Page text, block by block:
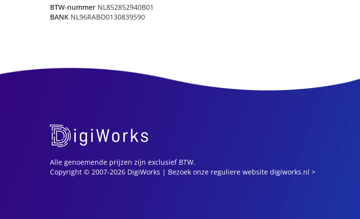
BTW-nummer NL852852940B01
BANK NL96RABO0130839590
Alle genoemende prijzen zijn exclusief BTW.
Copyright © 2007-2026 DigiWorks | Bezoek onze reguliere website digiworks.nl >